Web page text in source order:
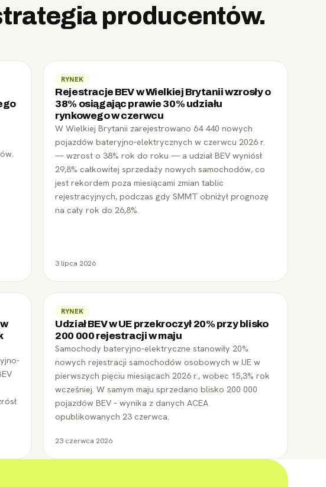
producentów.
RYNEK
Rejestracje BEV w Wielkiej Brytanii wzrosły o
38% osiągając prawie 30% udziału
rynkowego w czerwcu
W Wielkiej Brytanii zarejestrowano 64 440 nowych
pojazdów bateryjno-elektrycznych w czerwcu 2026 r.
— wzrost o 38% rok do roku — a udział BEV wyniósł
29,8% całkowitej sprzedaży nowych samochodów, co
jest rekordem poza miesiącami zmian tablic
rejestracyjnych, podczas gdy SMMT obniżył prognozę
na cały rok do 26,8%.
3 lipca 2026
RYNEK
Udział BEV w UE przekroczył 20% przy blisko
200 000 rejestracji w maju
Samochody bateryjno-elektryczne stanowiły 20%
nowych rejestracji samochodów osobowych w UE w
pierwszych pięciu miesiącach 2026 r., wobec 15,3% rok
wcześniej. W samym maju sprzedano blisko 200 000
pojazdów BEV – wynika z danych ACEA
opublikowanych 23 czerwca.
23 czerwca 2026